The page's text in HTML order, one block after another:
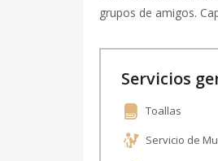
grupos de amigos.
Servicios
Toallas
Servicio de